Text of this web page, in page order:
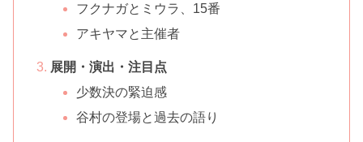
フクナガとミウラ、15番
アキヤマと主催者
展開・演出・注目点
少数決の緊迫感
谷村の登場と過去の語り